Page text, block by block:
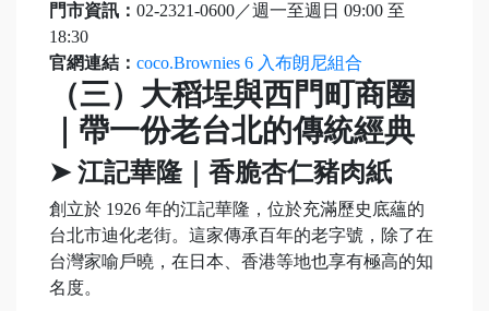
門市資訊： 02-2321-0600／週一至週日 09:00 至
18:30
官網連結： coco.Brownies 6 入布朗尼組合
（三）大稻埕與西門町商圈
｜帶一份老台北的傳統經典
➤ 江記華隆｜香脆杏仁豬肉紙
創立於 1926 年的江記華隆，位於充滿歷史底蘊的
台北市迪化老街。這家傳承百年的老字號，除了在
台灣家喻戶曉，在日本、香港等地也享有極高的知
名度。